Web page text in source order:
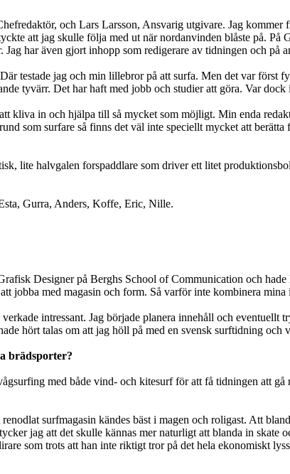
och Lars Larsson, Ansvarig utgivare. Jag kommer
att jag skulle följa med ut när nordanvinden blåste på. På
har även gjort inhopp som redigerare av tidningen och på
testade jag och min lillebror på att surfa. Men det var först
tyvärr. Det har haft med jobb och studier att göra. Var
kliva in och hjälpa till så mycket som möjligt. Min enda
som surfare så finns det väl inte speciellt mycket att
lite halvgalen forspaddlare som driver ett litet
Gurra, Anders, Koffe, Eric, Nille.
Designer på Berghs School of Communication och
jobba med magasin och form. Så varför inte kombinera
intressant. Jag började planera innehåll och eventuellt
hört talas om att jag höll på med en svensk surftidning och
brädsporter?
med både vind- och kitesurf för att få tidningen att
surfmagasin kändes bäst i magen och roligast. Att
jag att det skulle kännas mer naturligt att blanda in skate
som trots att han inte riktigt tror på det hela ekonomiskt